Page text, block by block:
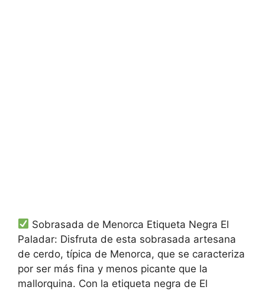
Sobrasada de Menorca Etiqueta Negra El
Paladar: Disfruta de esta sobrasada artesana
de cerdo, típica de Menorca, que se caracteriza
por ser más fina y menos picante que la
mallorquina. Con la etiqueta negra de El